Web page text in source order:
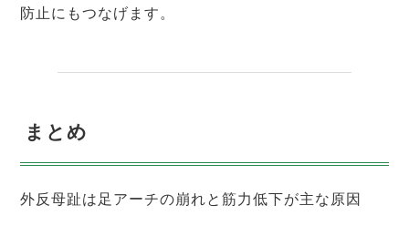
防止にもつなげます。
まとめ
外反母趾は足アーチの崩れと筋力低下が主な原因